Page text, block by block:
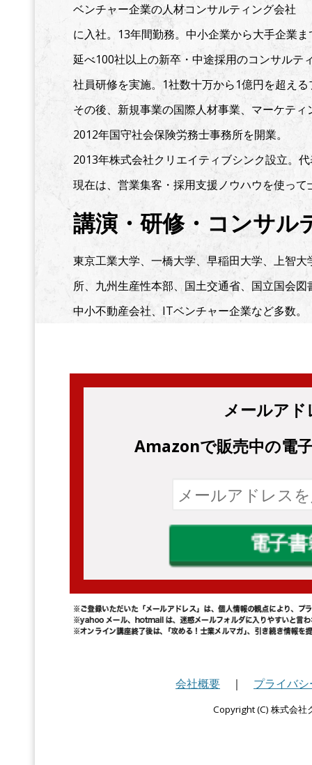
ベンチャー企業の人材コンサルティング会社
に入社。13年間勤務。中小企業から大手企業ま
延べ100社以上の新卒・中途採用のコンサルテ
社員研修を実施。1社数十万から1億円を超え
その後、新規事業の国際人材事業、マーケテ
2012年国守社会保険労務士事務所を開業。
2013年株式会社クリエイティブシンク設立。
現在は、営業集客・採用支援ノウハウを使っ
講演・研修・コンサル
東京工業大学、一橋大学、早稲田大学、上智
所、九州生産性本部、国土交通省、国立国会
中小不動産会社、ITベンチャー企業など多数。
メールア
Amazonで販売中の電
会社概要 ｜ プライバ
Copyright (C) 株式会社